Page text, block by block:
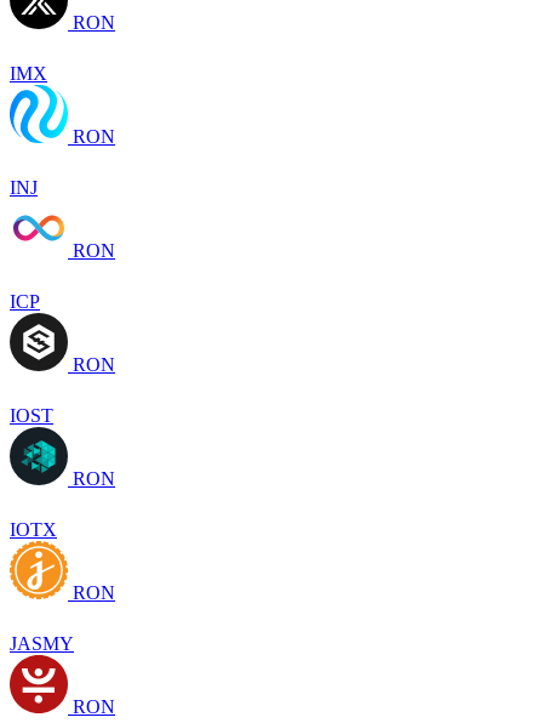
RON
IMX
RON
INJ
RON
ICP
RON
IOST
RON
IOTX
RON
JASMY
RON